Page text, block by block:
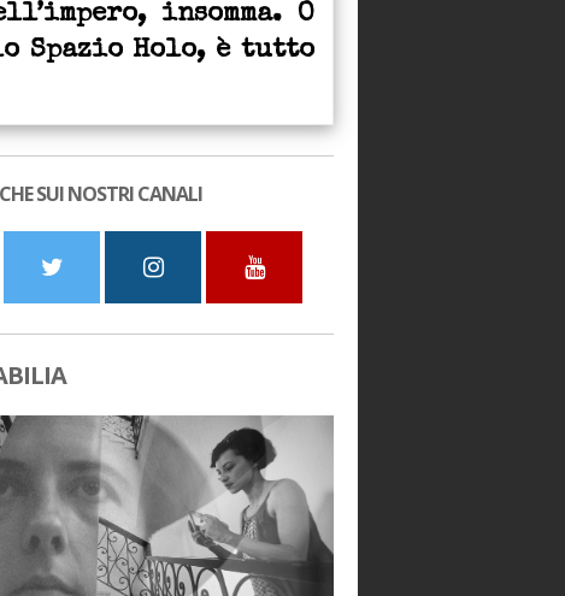
insomma. O
Spazio Holo, è tutto
SUI NOSTRI CANALI